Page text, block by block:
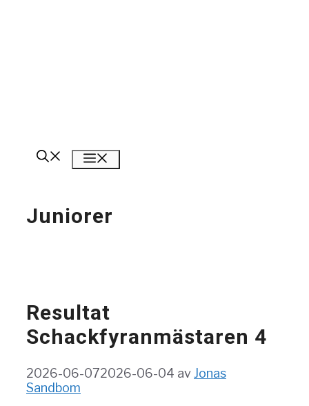
Juniorer
Resultat
Schackfyranmästaren 4
2026-06-072026-06-04 avJonas
Sandbom